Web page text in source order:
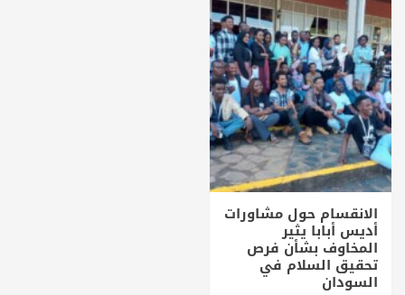
الانقسام حول مشاورات
أديس أبابا يثير
المخاوف بشأن فرص
تحقيق السلام في
السودان